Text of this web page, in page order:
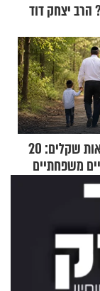
יצחק דוד
בלי להוציא מאות שקלים: 20
משפחתיים